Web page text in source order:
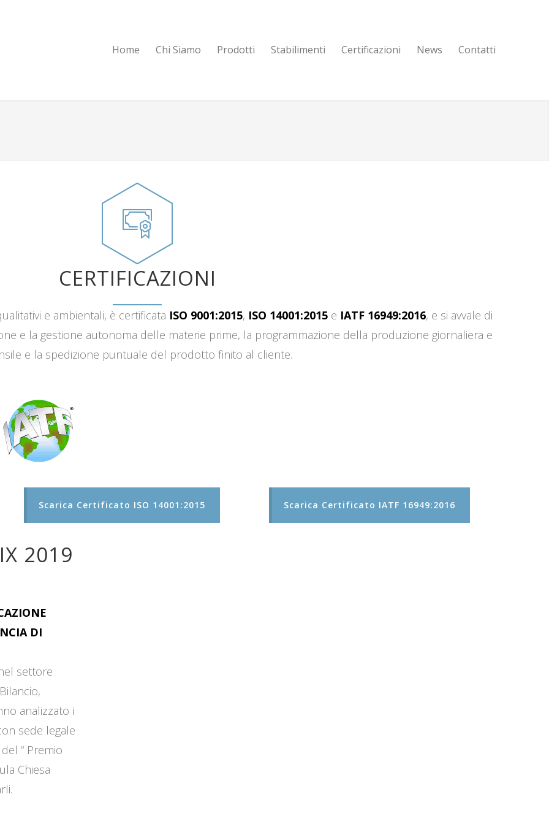
Home Chi Siamo Prodotti Stabilimenti Certificazioni News Contatti
CERTIFICAZIONI
e ambientali, è certificata ISO 9001:2015, ISO 14001:2015 e IATF 16949:2016, e si avvale di
e la gestione autonoma delle materie prime, la programmazione della produzione giornaliera e
e la spedizione puntuale del prodotto finito al cliente.
Scarica Certificato ISO 14001:2015 Scarica Certificato IATF 16949:2016
2019
DI
settore
analizzato i
sede legale
“ Premio
Chiesa